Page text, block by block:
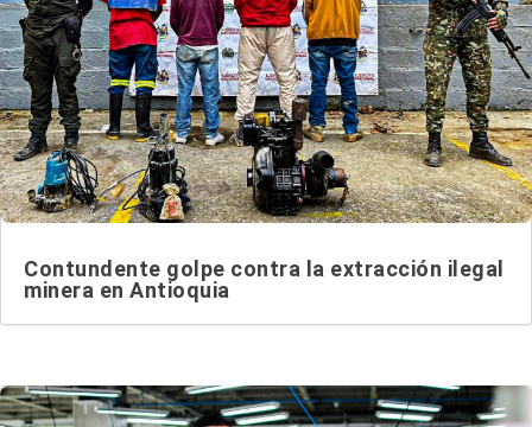
Contundente golpe contra la extracción ilegal
minera en Antioquia